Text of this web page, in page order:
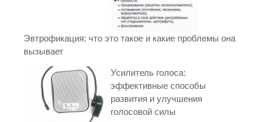
Эвтрофикация: что это такое и какие проблемы она
вызывает
Усилитель голоса:
эффективные способы
развития и улучшения
голосовой силы